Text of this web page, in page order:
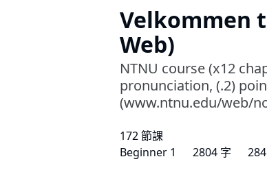
Velkommen
Web)
NTNU course (x12
pronunciation, (.2)
(www.ntnu.edu/web/
172 節課
Beginner 1
2804 字